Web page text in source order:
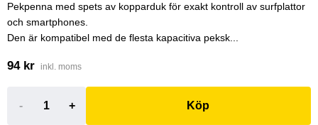
Pekpenna med spets av kopparduk för exakt kontroll av surfplattor
och smartphones.
Den är kompatibel med de flesta kapacitiva peksk...
94 kr inkl. moms
- + Köp